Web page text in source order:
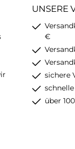
UNSERE
€
sichere
über